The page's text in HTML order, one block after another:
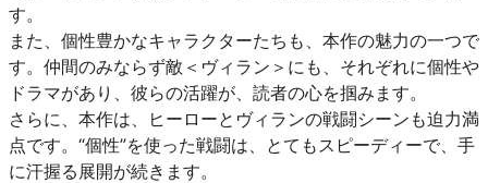
す。
また、個性豊かなキャラクターたちも、本作の魅力の一つで
す。仲間のみならず敵＜ヴィラン＞にも、それぞれに個性や
ドラマがあり、彼らの活躍が、読者の心を掴みます。
さらに、本作は、ヒーローとヴィランの戦闘シーンも迫力満
点です。“個性”を使った戦闘は、とてもスピーディーで、手
に汗握る展開が続きます。